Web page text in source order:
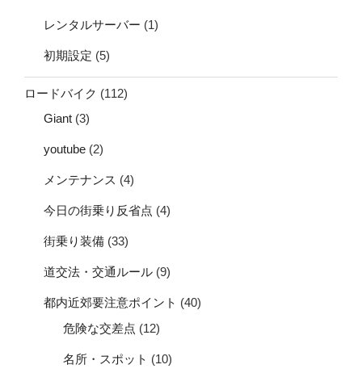
レンタルサーバー (1)
初期設定 (5)
ロードバイク (112)
Giant (3)
youtube (2)
メンテナンス (4)
今日の街乗り反省点 (4)
街乗り装備 (33)
道交法・交通ルール (9)
都内近郊要注意ポイント (40)
危険な交差点 (12)
名所・スポット (10)